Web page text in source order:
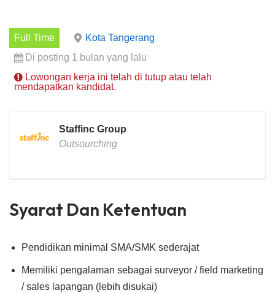
Full Time
Kota Tangerang
Di posting 1 bulan yang lalu
Lowongan kerja ini telah di tutup atau telah
mendapatkan kandidat.
Staffinc Group
Outsourching
Syarat Dan Ketentuan
Pendidikan minimal SMA/SMK sederajat
Memiliki pengalaman sebagai surveyor / field marketing
/ sales lapangan (lebih disukai)